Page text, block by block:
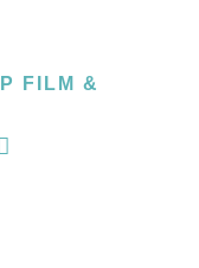
FILM &